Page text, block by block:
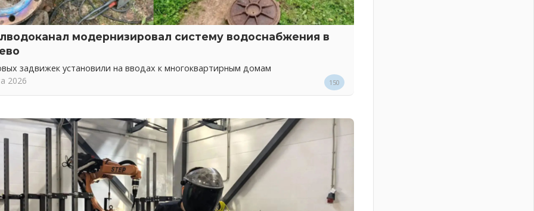
модернизировал систему водоснабжения в
задвижек установили на вводах к многоквартирным домам
2026
150